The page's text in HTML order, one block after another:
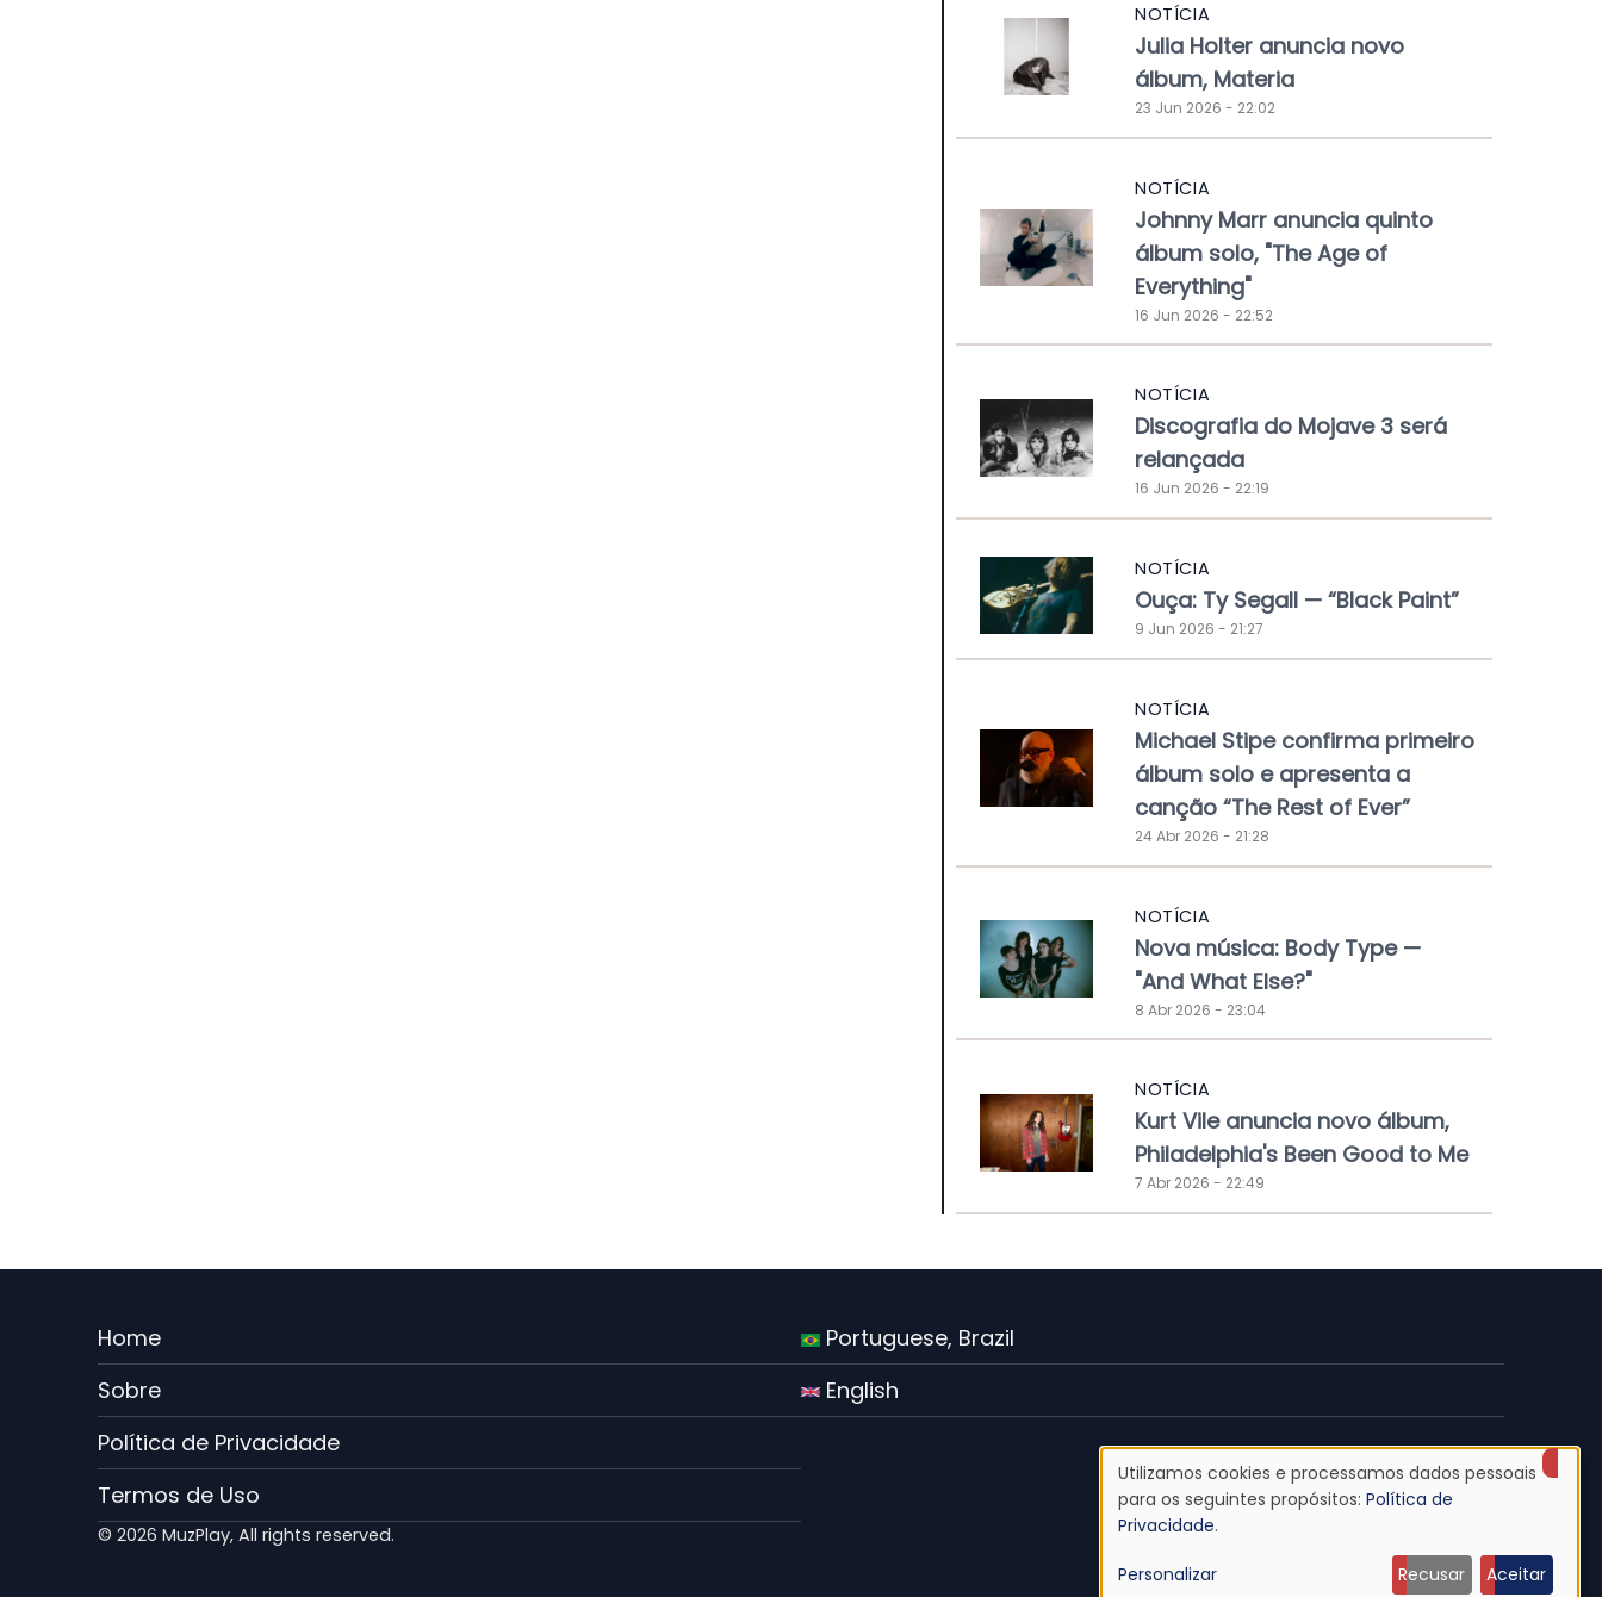
NOTÍCIA
Julia Holter anuncia novo
álbum, Materia
23 Jun 2026 - 22:02
NOTÍCIA
Johnny Marr anuncia quinto
álbum solo, "The Age of
Everything"
16 Jun 2026 - 22:52
NOTÍCIA
Discografia do Mojave 3 será
relançada
16 Jun 2026 - 22:19
NOTÍCIA
Ouça: Ty Segall — “Black Paint”
9 Jun 2026 - 21:27
NOTÍCIA
Michael Stipe confirma primeiro
álbum solo e apresenta a
canção “The Rest of Ever”
24 Abr 2026 - 21:28
NOTÍCIA
Nova música: Body Type —
"And What Else?"
8 Abr 2026 - 23:04
NOTÍCIA
Kurt Vile anuncia novo álbum,
Philadelphia's Been Good to Me
7 Abr 2026 - 22:49
Menu
Rodape
PT
Home
Sobre
Política de Privacidade
Termos de Uso
Portuguese, Brazil
English
© 2026 MuzPlay, All rights reserved.
Uso
de
Utilizamos cookies e processamos dados pessoais
para os seguintes propósitos: Política de
Privacidade.
Personalizar Recusar Aceitar